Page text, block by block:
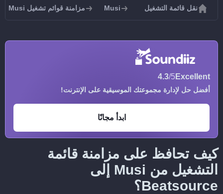
نقل قائمة التشغيل Musi مزامنة قوائم تشغيل Musi
Excellent
4.3/5
أفضل حل لإدارة مجموعتك الموسيقية على الإنترنت!
ابدأ مجانًا
كيف تحافظ على مزامنة قائمة
التشغيل من Musi إلى
Beatsource؟